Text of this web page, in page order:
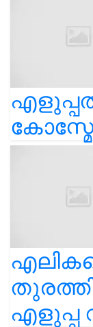
എളുപ്പ